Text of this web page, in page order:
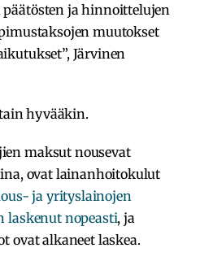
ja hinnoittelujen
muutokset
Järvinen
hyvääkin.
maksut nousevat
ovat lainanhoitokulut
ja yrityslainojen
nopeasti, ja
ovat alkaneet laskea.